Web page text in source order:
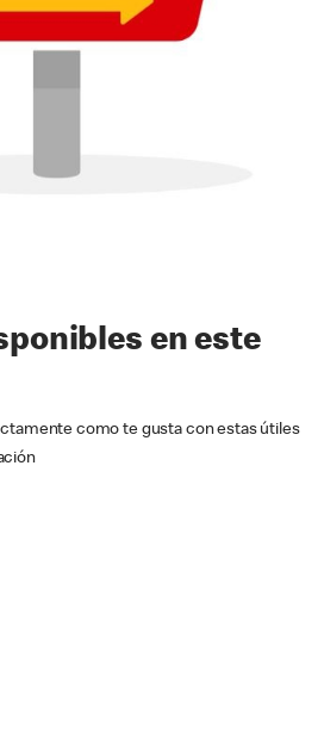
en este
como te gusta con estas útiles